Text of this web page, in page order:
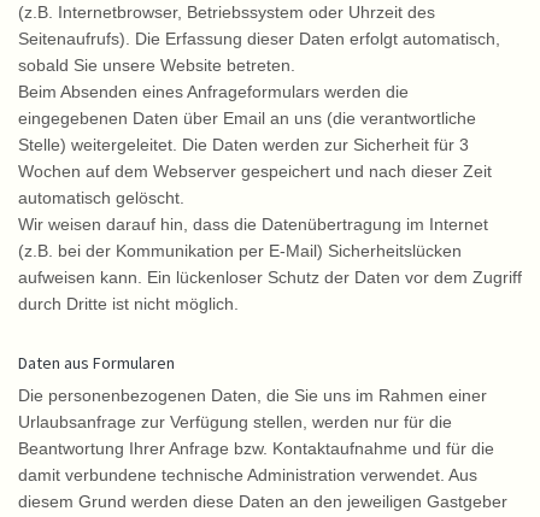
(z.B. Internetbrowser, Betriebssystem oder Uhrzeit des
Seitenaufrufs). Die Erfassung dieser Daten erfolgt automatisch,
sobald Sie unsere Website betreten.
Beim Absenden eines Anfrageformulars werden die
eingegebenen Daten über Email an uns (die verantwortliche
Stelle) weitergeleitet. Die Daten werden zur Sicherheit für 3
Wochen auf dem Webserver gespeichert und nach dieser Zeit
automatisch gelöscht.
Wir weisen darauf hin, dass die Datenübertragung im Internet
(z.B. bei der Kommunikation per E-Mail) Sicherheitslücken
aufweisen kann. Ein lückenloser Schutz der Daten vor dem Zugriff
durch Dritte ist nicht möglich.
Daten aus Formularen
Die personenbezogenen Daten, die Sie uns im Rahmen einer
Urlaubsanfrage zur Verfügung stellen, werden nur für die
Beantwortung Ihrer Anfrage bzw. Kontaktaufnahme und für die
damit verbundene technische Administration verwendet. Aus
diesem Grund werden diese Daten an den jeweiligen Gastgeber